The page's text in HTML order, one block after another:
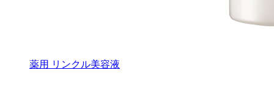
薬用 リンクル美容液